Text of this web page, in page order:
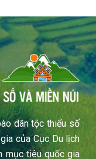
dân tộc thiểu số
của Cục Du lịch
mục tiêu quốc gia